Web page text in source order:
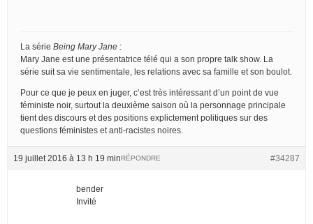
La série Being Mary Jane :
Mary Jane est une présentatrice télé qui a son propre talk show. La
série suit sa vie sentimentale, les relations avec sa famille et son boulot.
Pour ce que je peux en juger, c’est très intéressant d’un point de vue
féministe noir, surtout la deuxième saison où la personnage principale
tient des discours et des positions explictement politiques sur des
questions féministes et anti-racistes noires.
19 juillet 2016 à 13 h 19 min #34287
RÉPONDRE
bender
Invité